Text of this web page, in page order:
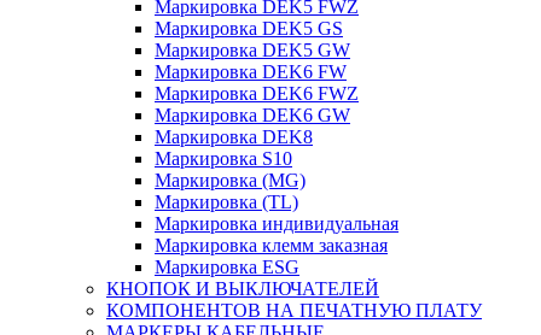
Маркировка DEK5 FWZ
Маркировка DEK5 GS
Маркировка DEK5 GW
Маркировка DEK6 FW
Маркировка DEK6 FWZ
Маркировка DEK6 GW
Маркировка DEK8
Маркировка S10
Маркировка (MG)
Маркировка (TL)
Маркировка индивидуальная
Маркировка клемм заказная
Маркировка ESG
КНОПОК И ВЫКЛЮЧАТЕЛЕЙ
КОМПОНЕНТОВ НА ПЕЧАТНУЮ ПЛАТУ